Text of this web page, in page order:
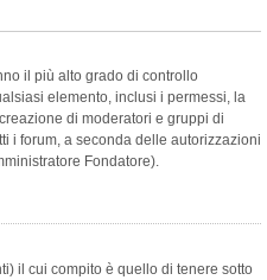
il più alto grado di controllo
elemento, inclusi i permessi, la
di moderatori e gruppi di
i forum, a seconda delle autorizzazioni
Fondatore).
il cui compito è quello di tenere sotto